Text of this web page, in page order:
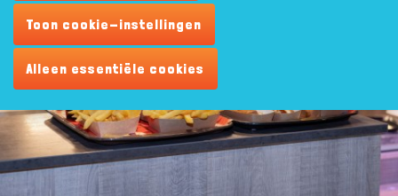
Toon cookie-instellingen
Alleen essentiële cookies